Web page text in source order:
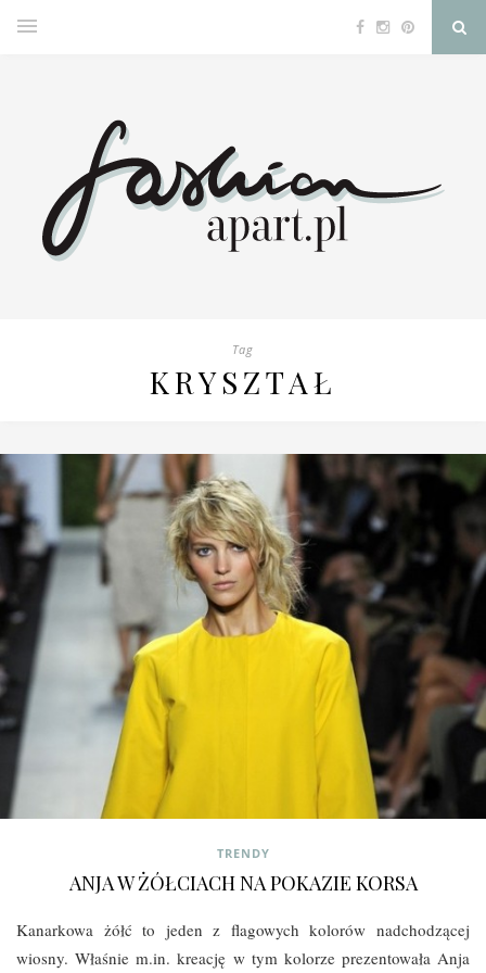
Tag
KRYSZTAŁ
TRENDY
ANJA W ŻÓŁCIACH NA POKAZIE KORSA
Kanarkowa żółć to jeden z flagowych kolorów nadchodzącej
wiosny. Właśnie m.in. kreację w tym kolorze prezentowała Anja